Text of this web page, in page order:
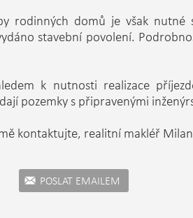
rodinných domů je však
stavební povolení.
k nutnosti realizace
pozemky s připravenými
kontaktujte, realitní makléř Milan
POSLAT EMAILEM